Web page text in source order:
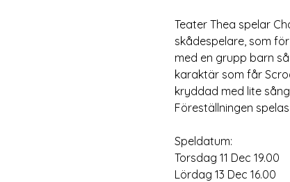
Teater Thea spelar
skådespelare, som
med en grupp barn
karaktär som får
kryddad med lite
Föreställningen
Speldatum:
Torsdag 11 Dec 19.00
Lördag 13 Dec 16.00